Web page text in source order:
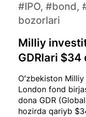
Oʻzbekiston
London fond
dona GDR
hozirda qariyb
Milliy
GDRlari
#IPO, #bond,
bozorlari